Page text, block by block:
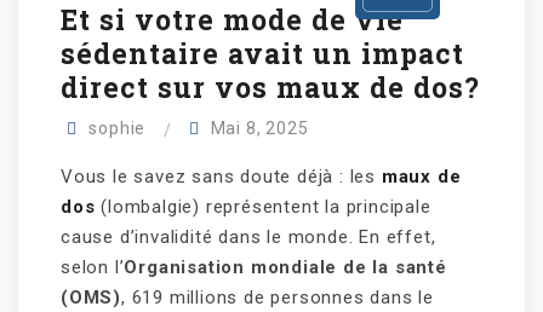
Et si votre mode de vie
sédentaire avait un impact
direct sur vos maux de dos?
sophie Mai 8, 2025
Vous le savez sans doute déjà : les maux de
dos (lombalgie) représentent la principale
cause d’invalidité dans le monde. En effet,
selon l’Organisation mondiale de la santé
(OMS), 619 millions de personnes dans le